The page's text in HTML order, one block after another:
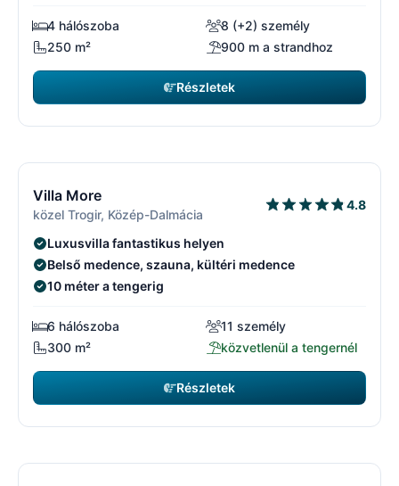
4 hálószoba
8 (+2) személy
250 m²
900 m a strandhoz
Részletek
Villa More
közel Trogir, Közép-Dalmácia
4.8
Luxusvilla fantastikus helyen
Belső medence, szauna, kültéri medence
10 méter a tengerig
6 hálószoba
11 személy
300 m²
közvetlenül a tengernél
Részletek